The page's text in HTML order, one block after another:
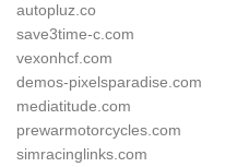
autopluz.co
save3time-c.com
vexonhcf.com
demos-pixelsparadise.com
mediatitude.com
prewarmotorcycles.com
simracinglinks.com